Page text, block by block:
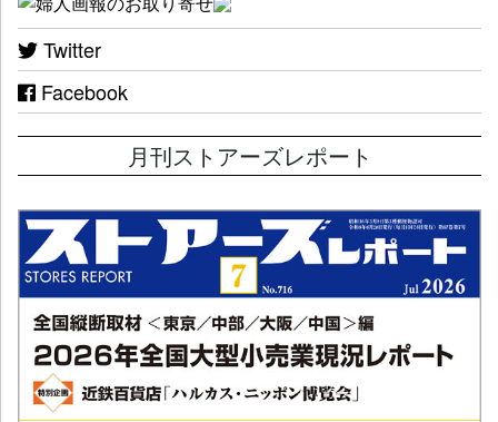
Twitter
Facebook
月刊ストアーズレポート